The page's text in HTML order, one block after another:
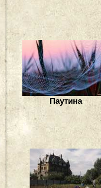
Паутина